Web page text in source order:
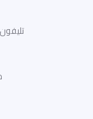
تليفون :